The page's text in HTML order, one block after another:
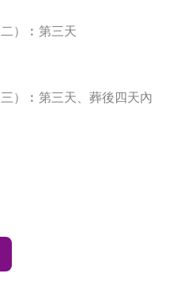
）︰第三天
）︰第三天、葬後四天內